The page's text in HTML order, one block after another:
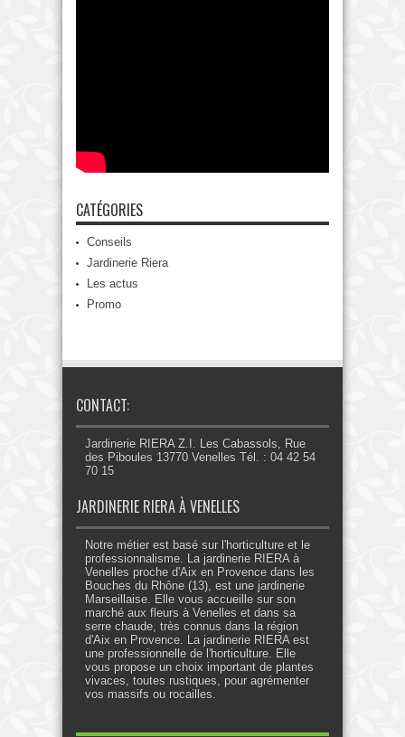
CATÉGORIES
Conseils
Jardinerie Riera
Les actus
Promo
CONTACT:
Jardinerie RIERA Z.I. Les Cabassols, Rue
des Piboules 13770 Venelles Tél. : 04 42 54
70 15
JARDINERIE RIERA À VENELLES
Notre métier est basé sur l'horticulture et le
professionnalisme. La jardinerie RIERA à
Venelles proche d'Aix en Provence dans les
Bouches du Rhône (13), est une jardinerie
Marseillaise. Elle vous accueille sur son
marché aux fleurs à Venelles et dans sa
serre chaude, très connus dans la région
d'Aix en Provence. La jardinerie RIERA est
une professionnelle de l'horticulture. Elle
vous propose un choix important de plantes
vivaces, toutes rustiques, pour agrémenter
vos massifs ou rocailles.